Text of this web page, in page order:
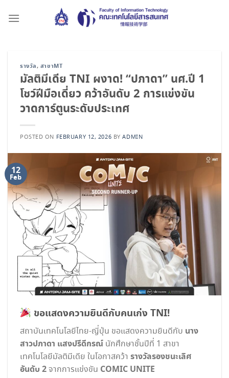
รางวัล, สาขาMT
มัลติมีเดีย TNI ผงาด! “ปภาดา” นศ.ปี 1
โชว์ฝีมือเดี่ยว คว้าอันดับ 2 การแข่งขัน
วาดการ์ตูนระดับประเทศ
POSTED ON FEBRUARY 12, 2026 BYADMIN
12
Feb
ขอแสดงความยินดีกับคนเก่ง TNI!
สถาบันเทคโนโลยีไทย-ญี่ปุ่น ขอแสดงความยินดีกับ นาง
สาวปภาดา แสงปรีดีกรณ์ นักศึกษาชั้นปีที่ 1 สาขา
เทคโนโลยีมัลติมีเดีย ในโอกาสคว้า รางวัลรองชนะเลิศ
อันดับ 2จากการแข่งขัน COMIC UNITE